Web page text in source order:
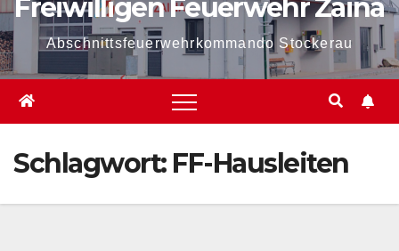
Freiwilligen Feuerwehr Zaina
Abschnittsfeuerwehrkommando Stockerau
Schlagwort: FF-Hausleiten